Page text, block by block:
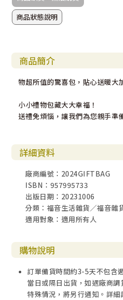
商品狀態說明
商品簡介
物超所值的驚喜包，貼心送暖大
小小禮物包藏大大幸福！
送禮免煩惱，讓我們為您親手準
詳細資料
廠商編號：2024GIFTBAG
ISBN：957995733
出版日期：20231006
分類：福音生活雜貨／福音雜
適用對象：適用所有人
購物說明
訂單備貨時間約3-5天不包含
當日或隔日出貨，如遇廠商
特殊情況，將另行通知。詳細